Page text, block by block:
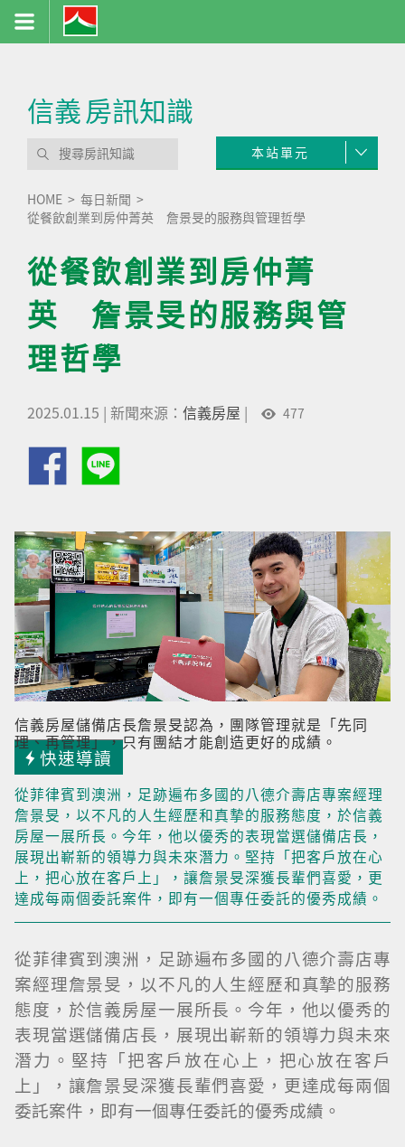
信義房訊知識
本站單元
HOME
每日新聞
從餐飲創業到房仲菁英 詹景旻的服務與管理哲學
從餐飲創業到房仲菁
英 詹景旻的服務與管
理哲學
2025.01.15 | 新聞來源： 信義房屋 | 477
信義房屋儲備店長詹景旻認為，團隊管理就是「先同
理、再管理」，只有團結才能創造更好的成績。
快速導讀
從菲律賓到澳洲，足跡遍布多國的八德介壽店專案經理
詹景旻，以不凡的人生經歷和真摯的服務態度，於信義
房屋一展所長。今年，他以優秀的表現當選儲備店長，
展現出嶄新的領導力與未來潛力。堅持「把客戶放在心
上，把心放在客戶上」，讓詹景旻深獲長輩們喜愛，更
達成每兩個委託案件，即有一個專任委託的優秀成績。
從菲律賓到澳洲，足跡遍布多國的八德介壽店專
案經理詹景旻，以不凡的人生經歷和真摯的服務
態度，於信義房屋一展所長。今年，他以優秀的
表現當選儲備店長，展現出嶄新的領導力與未來
潛力。堅持「把客戶放在心上，把心放在客戶
上」，讓詹景旻深獲長輩們喜愛，更達成每兩個
委託案件，即有一個專任委託的優秀成績。